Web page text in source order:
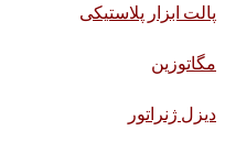
پالت ابزار پلاستیکی
مگاتوزین
دیزل ژنراتور